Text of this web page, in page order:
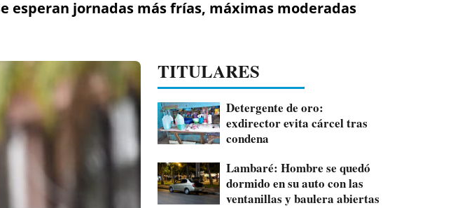
esperan jornadas más frías, máximas moderadas
TITULARES
Detergente de oro:
exdirector evita cárcel tras
condena
Lambaré: Hombre se quedó
dormido en su auto con las
ventanillas y baulera abiertas